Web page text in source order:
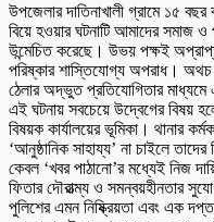
উপজেলার দাতিনাখালী গ্রামে ১৫
বিয়ে হওয়ার ঘটনাটি আমাদের সমাজ
উন্মেচিত করেছে। উভয় পক্ষই
পরিষ্কার শাস্তিযোগ্য অপরাধ। অথচ
ঠেলার অদ্ভুত প্রতিযোগিতার মাধ্যমে
এই ঘটনায় সবচেয়ে উদ্বেগের বিষয়
বিষয়ক কার্যালয়ের ভূমিকা। থানার
‘আনুষ্ঠানিক সাহায্য’ না চাইলে
কেবল ‘খবর পাঠানো’র মধ্যেই নিজ
ফিতার দৌরাত্ম্য ও সমন্বয়হীনতার
পুলিশের এমন নিষ্ক্রিয়তা এবং এক